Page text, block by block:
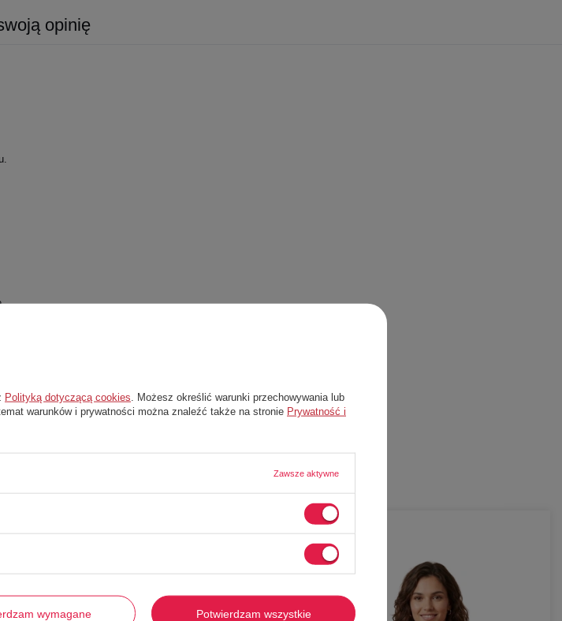
opinię
Polityką dotyczącą cookies . Możesz określić warunki przechowywania lub
warunków i prywatności można znaleźć także na stronie Prywatność i
Zawsze aktywne
wymagane Potwierdzam wszystkie